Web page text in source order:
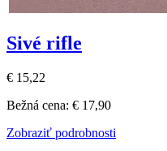
Sivé rifle
€ 15,22
Bežná cena: € 17,90
Zobraziť podrobnosti